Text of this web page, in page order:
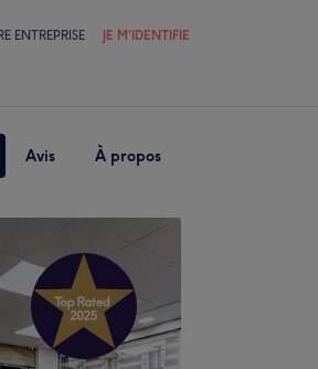
ENTREPRISE JE M'IDENTIFIE
Avis À propos